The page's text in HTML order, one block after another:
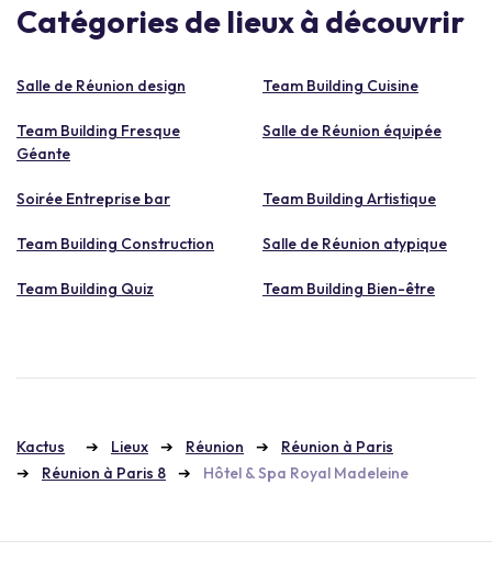
Catégories de lieux à découvrir
Salle de Réunion design Team Building Cuisine
Team Building Fresque
Géante
Salle de Réunion équipée
Soirée Entreprise bar Team Building Artistique
Team Building Construction Salle de Réunion atypique
Team Building Quiz Team Building Bien-être
Kactus Lieux Réunion
Réunion à Paris
Réunion à Paris 8
Hôtel & Spa Royal Madeleine